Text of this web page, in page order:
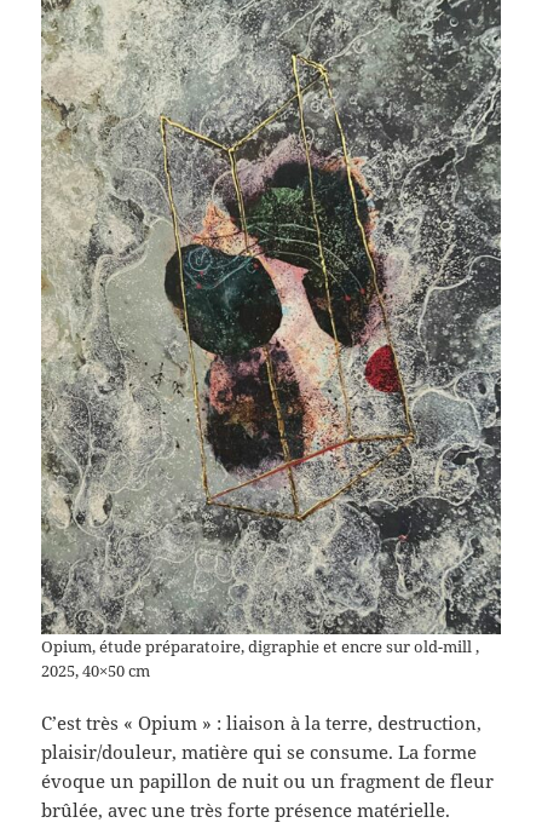
Opium, étude préparatoire, digraphie et encre sur old-mill ,
2025, 40×50 cm
C’est très « Opium » : liaison à la terre, destruction,
plaisir/douleur, matière qui se consume. La forme
évoque un papillon de nuit ou un fragment de fleur
brûlée, avec une très forte présence matérielle.